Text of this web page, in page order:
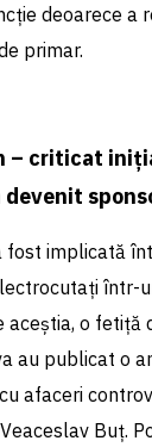
deoarece a
primar.
– criticat
fost implicată
într-
aceștia, o fetiță
au publicat o
afaceri
Buț.